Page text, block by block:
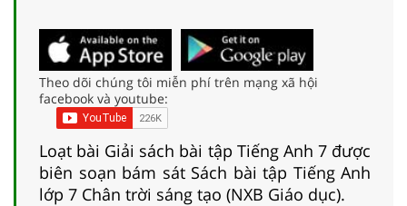
Theo dõi chúng tôi miễn phí trên mạng xã hội
facebook và youtube:
Loạt bài Giải sách bài tập Tiếng Anh 7 được
biên soạn bám sát Sách bài tập Tiếng Anh
lớp 7 Chân trời sáng tạo (NXB Giáo dục).